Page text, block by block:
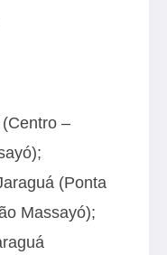
–
(Ponta
Massayó);